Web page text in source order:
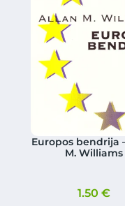
Europos bendrija
M. Williams
1.50 €